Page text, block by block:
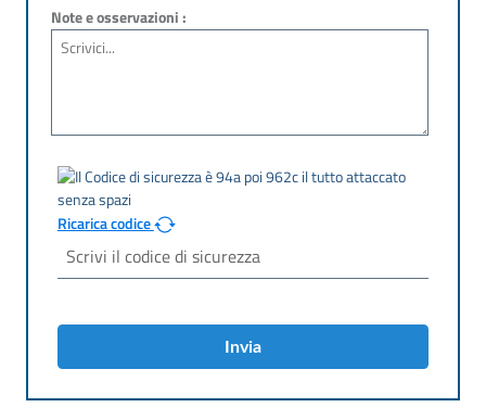
Note e osservazioni :
Ricarica codice
Invia